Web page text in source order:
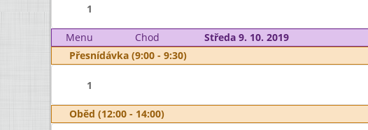
1
Menu Chod
Středa 9. 10. 2019
Přesnídávka (9:00 - 9:30)
1
Oběd (12:00 - 14:00)